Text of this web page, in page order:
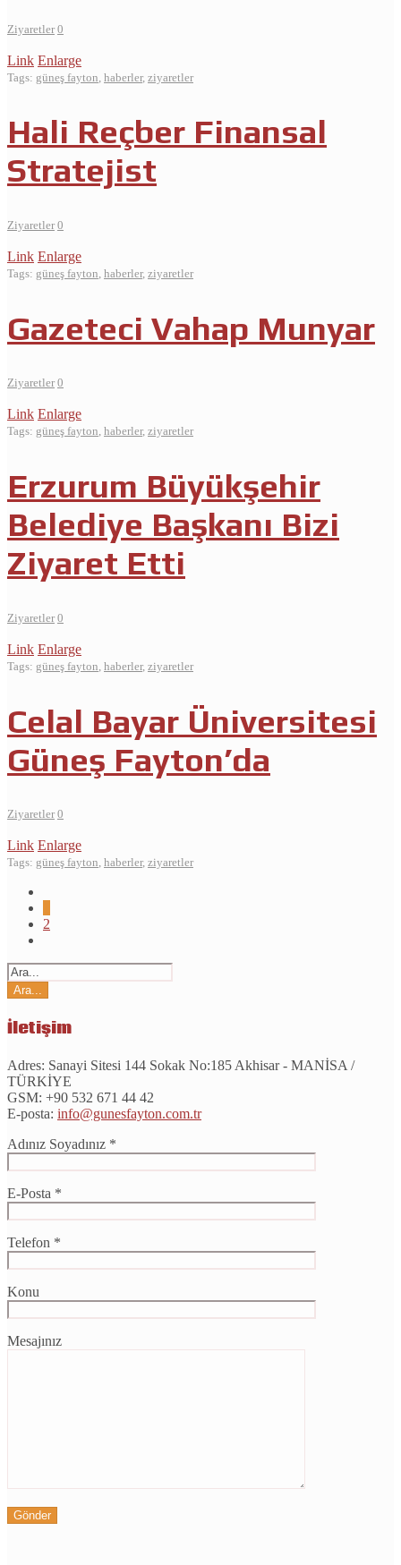
Ziyaretler 0
Link Enlarge
Tags: güneş fayton haberler, ziyaretler
Hali Reçber Finansal
Stratejist
Ziyaretler 0
Link Enlarge
Tags: güneş fayton, haberler, ziyaretler
Gazeteci Vahap Munyar
Ziyaretler 0
Link Enlarge
Tags: güneş fayton, haberler, ziyaretler
Erzurum Büyükşehir
Belediye Başkanı Bizi
Ziyaret Etti
Ziyaretler 0
Link Enlarge
Tags: güneş fayton haberler, ziyaretler
Celal Bayar Üniversitesi
Güneş Fayton’da
Ziyaretler 0
Link Enlarge
Tags: güneş fayton, haberler, ziyaretler
2
İletişim
Adres: Sanayi Sitesi 144 Sokak No:185 Akhisar - MANİSA /
TÜRKİYE
GSM: +90 532 671 44 42
E-posta: info@gunesfayton.com.tr
Adınız Soyadınız *
E-Posta *
Telefon *
Konu
Mesajınız